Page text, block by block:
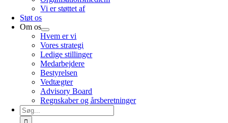
Vi er støttet af
Støt os
Om os
Hvem er vi
Vores strategi
Ledige stillinger
Medarbejdere
Bestyrelsen
Vedtægter
Advisory Board
Regnskaber og årsberetninger
Søg
efter: